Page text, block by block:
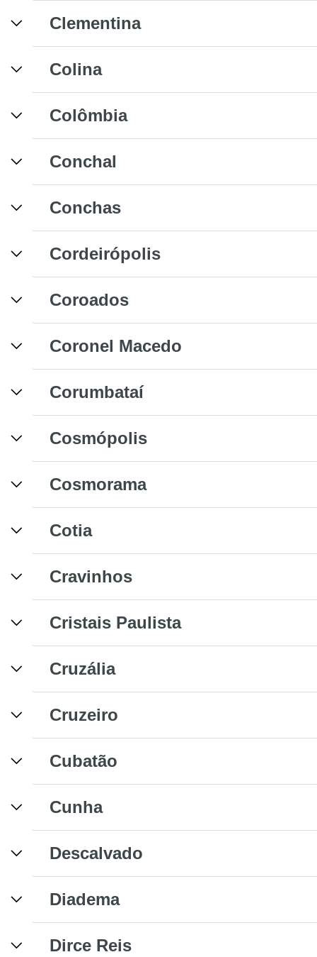
Clementina
Colina
Colômbia
Conchal
Conchas
Cordeirópolis
Coroados
Coronel Macedo
Corumbataí
Cosmópolis
Cosmorama
Cotia
Cravinhos
Cristais Paulista
Cruzália
Cruzeiro
Cubatão
Cunha
Descalvado
Diadema
Dirce Reis